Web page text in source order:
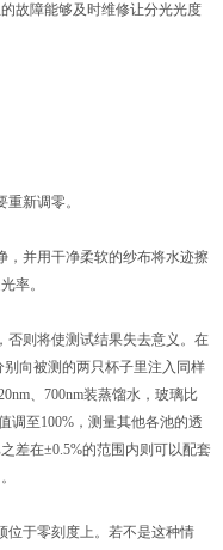
故障能够及时维修让分光光度
新调零。
，并用干净柔软的纱布将水迹擦
率。
否则将使测试结果失去意义。在
向被测的两只杯子里注入同样
、700nm装蒸馏水，玻璃比
调至100%，测量其他各池的透
差在±0.5%的范围内则可以配套
位于零刻度上。若不是这种情